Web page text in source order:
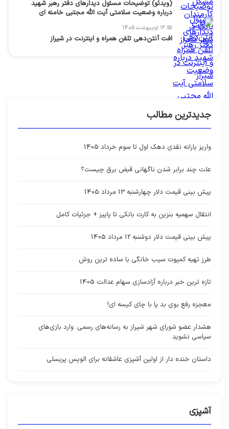
(ویدئو) توضیحات مسئول دیدارهای دفتر رهبر شهید
درباره وضعیت سلامتی آیت الله مجتبی خامنه ای
📅 16 اردیبهشت 1405
افت آنتن‌دهی تلفن همراه و اینترنت در شیراز
جدیدترین مطالب
واریز یارانه نقدی دهک اول تا سوم خرداد 1405
علت چند برابر شدن ناگهانی قبض برق چیست؟
پیش بینی قیمت دلار چهارشنبه 13 مرداد 1405
انتقال سهمیه بنزین به کارت بانکی تا پاییز + جزئیات کامل
پیش بینی قیمت دلار دوشنبه 12 مرداد 1405
طرز تهیه کمپوت سیب خانگی با ساده ترین روش
تازه ترین خبر درباره آزادسازی سهام عدالت 1405
معجزه رفع بوی بد پا با چای کیسه ای!
هشدار عضو شورای شهر شیراز به رسانه‌های رسمی: وارد بازی‌های
سیاسی نشوید
داستان خنده دار از اولین آشپزی عاشقانه برای الویس پریسلی
آشپزی